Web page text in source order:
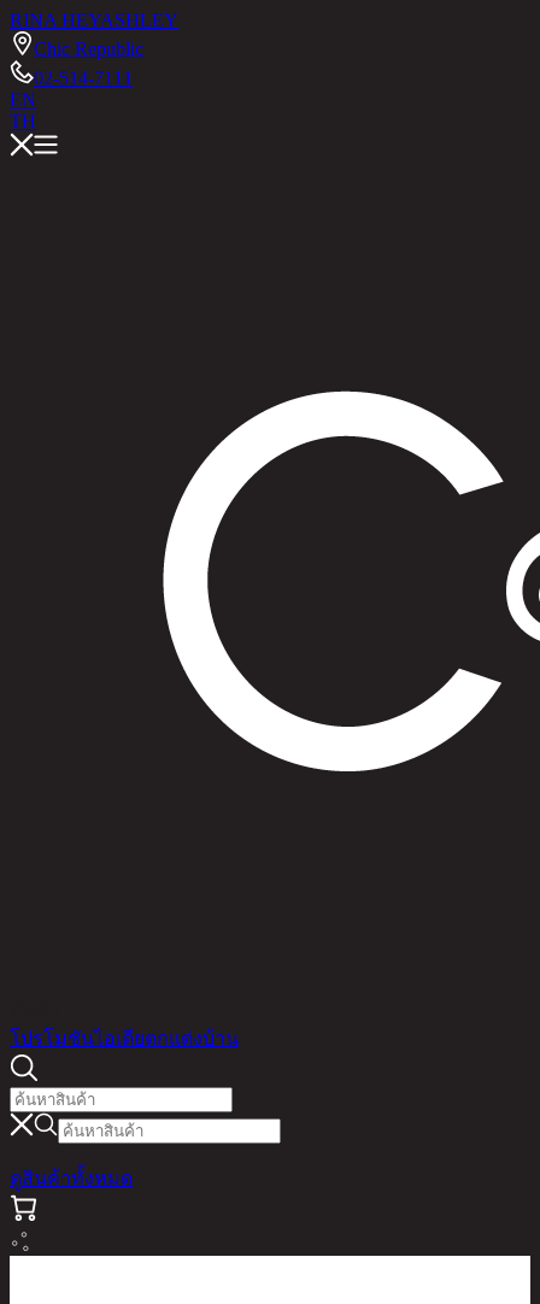
RINA HEYASHLEY
Chic Republic
02-514-7111
EN
TH
โปรโมชันไอเดียตกแต่งบ้าน
ดูสินค้าทั้งหมด